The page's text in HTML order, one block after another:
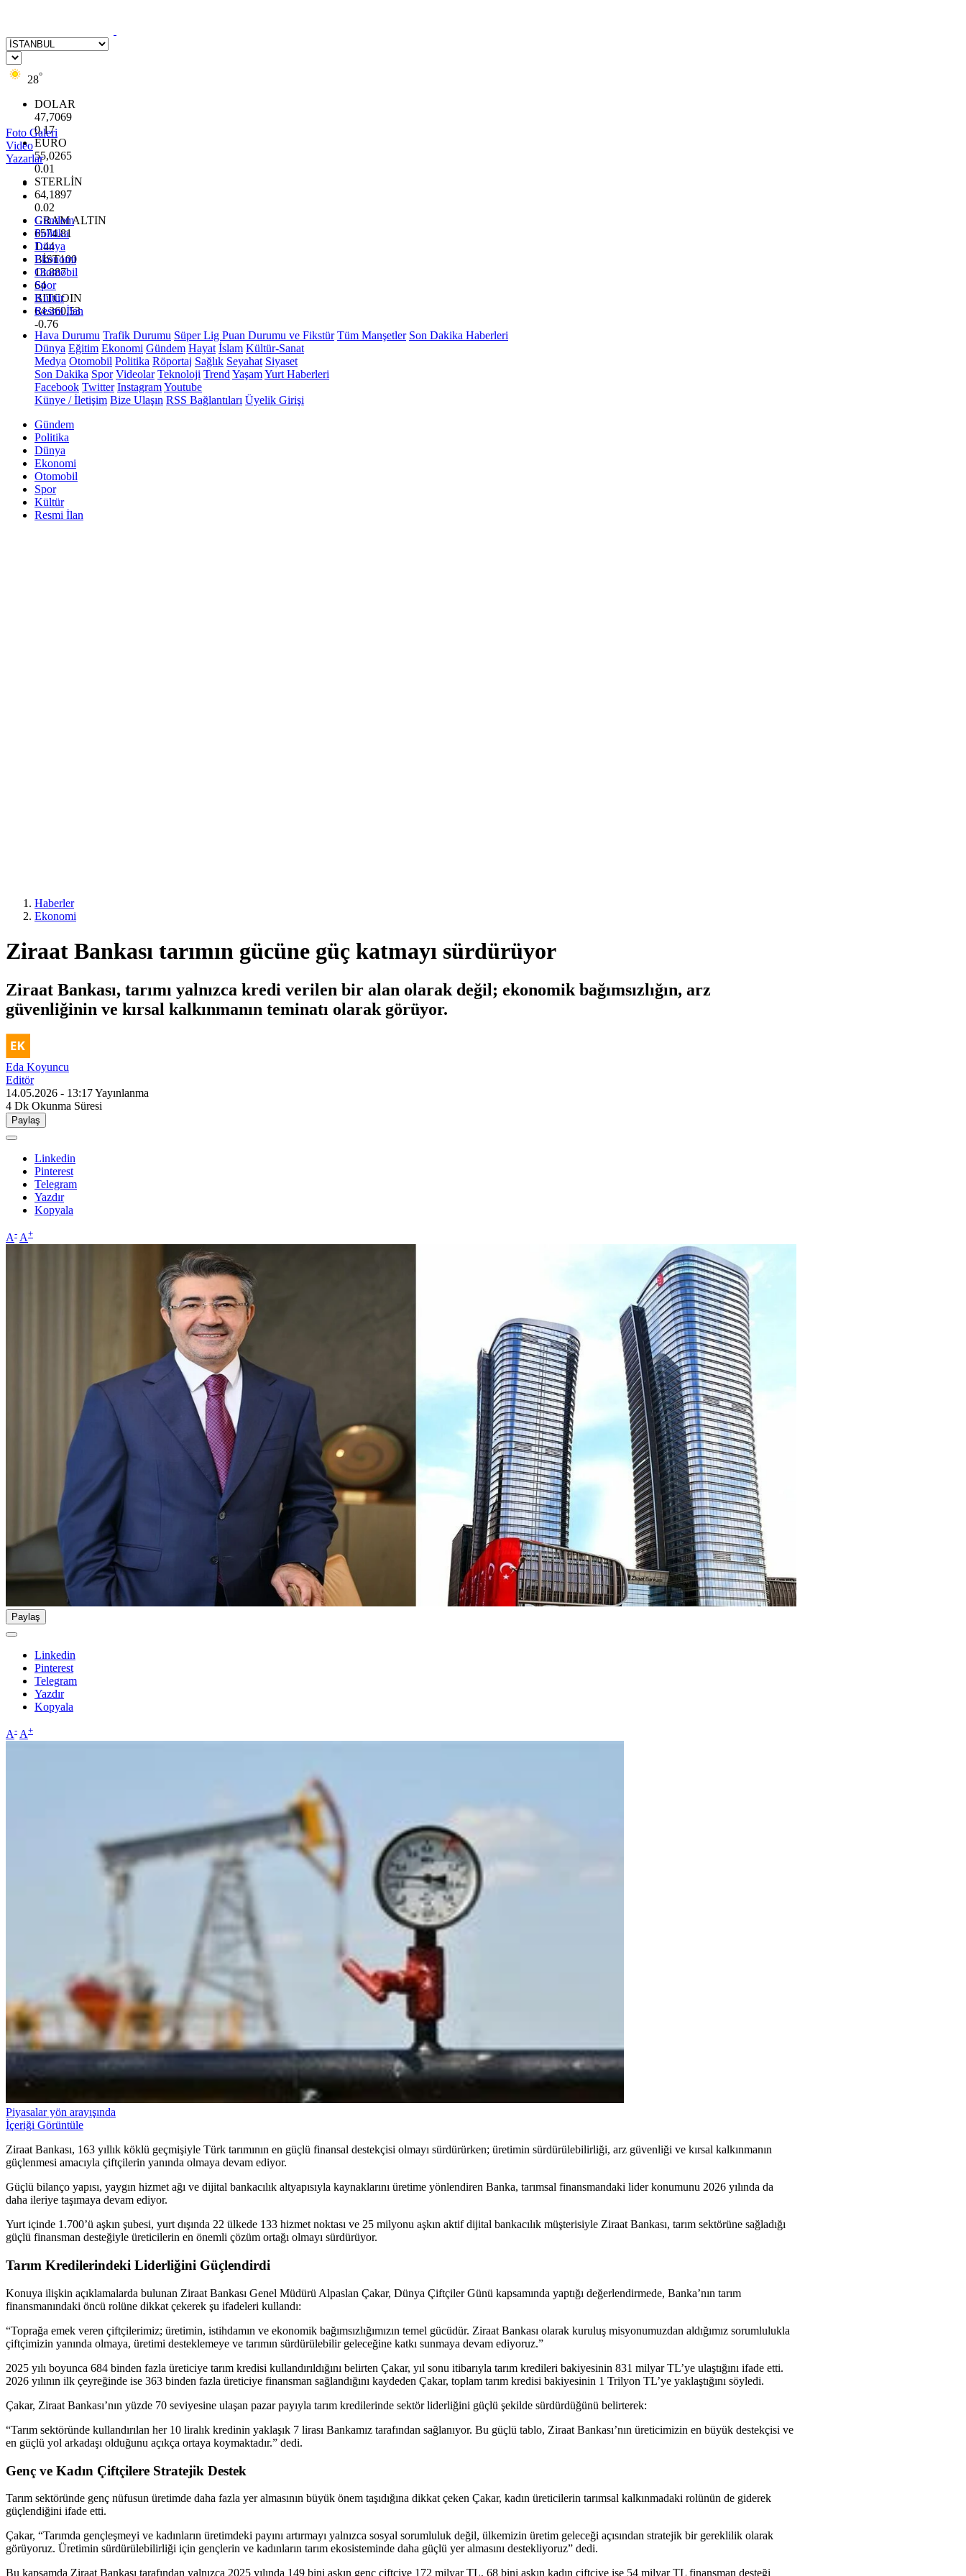
28°
DOLAR
47,7069
0.17
EURO
55,0265
0.01
STERLİN
64,1897
0.02
GRAM ALTIN
6574.81
1.44
BİST100
13.887
64
BITCOIN
64.360,53
-0.76
Foto Galeri
Video
Yazarlar
Gündem
Politika
Dünya
Ekonomi
Otomobil
Spor
Kültür
Resmi İlan
Hava Durumu Trafik Durumu Süper Lig Puan Durumu ve Fikstür Tüm Manşetler Son Dakika Haberleri
Dünya Eğitim Ekonomi Gündem Hayat İslam Kültür-Sanat
Medya Otomobil Politika Röportaj Sağlık Seyahat Siyaset
Son Dakika Spor Videolar Teknoloji Trend YaşamYurt Haberleri
Facebook Twitter InstagramYoutube
Künye / İletişim Bize Ulaşın RSS Bağlantıları Üyelik Girişi
Gündem
Politika
Dünya
Ekonomi
Otomobil
Spor
Kültür
Resmi İlan
Haberler
Ekonomi
Ziraat Bankası tarımın gücüne güç katmayı sürdürüyor
Ziraat Bankası, tarımı yalnızca kredi verilen bir alan olarak değil; ekonomik bağımsızlığın, arz
güvenliğinin ve kırsal kalkınmanın teminatı olarak görüyor.
Eda Koyuncu
Editör
14.05.2026 - 13:17Yayınlanma
4 Dk Okunma Süresi
Paylaş
Linkedin
Pinterest
Telegram
Yazdır
Kopyala
A- A+
Paylaş
Linkedin
Pinterest
Telegram
Yazdır
Kopyala
A- A+
Piyasalar yön arayışında
İçeriği Görüntüle
Ziraat Bankası, 163 yıllık köklü geçmişiyle Türk tarımının en güçlü finansal destekçisi olmayı sürdürürken; üretimin sürdürülebilirliği, arz güvenliği ve kırsal kalkınmanın
güçlenmesi amacıyla çiftçilerin yanında olmaya devam ediyor.
Güçlü bilanço yapısı, yaygın hizmet ağı ve dijital bankacılık altyapısıyla kaynaklarını üretime yönlendiren Banka, tarımsal finansmandaki lider konumunu 2026 yılında da
daha ileriye taşımaya devam ediyor.
Yurt içinde 1.700’ü aşkın şubesi, yurt dışında 22 ülkede 133 hizmet noktası ve 25 milyonu aşkın aktif dijital bankacılık müşterisiyle Ziraat Bankası, tarım sektörüne sağladığı
güçlü finansman desteğiyle üreticilerin en önemli çözüm ortağı olmayı sürdürüyor.
Tarım Kredilerindeki Liderliğini Güçlendirdi
Konuya ilişkin açıklamalarda bulunan Ziraat Bankası Genel Müdürü Alpaslan Çakar, Dünya Çiftçiler Günü kapsamında yaptığı değerlendirmede, Banka’nın tarım
finansmanındaki öncü rolüne dikkat çekerek şu ifadeleri kullandı:
“Toprağa emek veren çiftçilerimiz; üretimin, istihdamın ve ekonomik bağımsızlığımızın temel gücüdür. Ziraat Bankası olarak kuruluş misyonumuzdan aldığımız sorumlulukla
çiftçimizin yanında olmaya, üretimi desteklemeye ve tarımın sürdürülebilir geleceğine katkı sunmaya devam ediyoruz.”
2025 yılı boyunca 684 binden fazla üreticiye tarım kredisi kullandırıldığını belirten Çakar, yıl sonu itibarıyla tarım kredileri bakiyesinin 831 milyar TL’ye ulaştığını ifade etti.
2026 yılının ilk çeyreğinde ise 363 binden fazla üreticiye finansman sağlandığını kaydeden Çakar, toplam tarım kredisi bakiyesinin 1 Trilyon TL’ye yaklaştığını söyledi.
Çakar, Ziraat Bankası’nın yüzde 70 seviyesine ulaşan pazar payıyla tarım kredilerinde sektör liderliğini güçlü şekilde sürdürdüğünü belirterek:
“Tarım sektöründe kullandırılan her 10 liralık kredinin yaklaşık 7 lirası Bankamız tarafından sağlanıyor. Bu güçlü tablo, Ziraat Bankası’nın üreticimizin en büyük destekçisi ve
en güçlü yol arkadaşı olduğunu açıkça ortaya koymaktadır.” dedi.
Genç ve Kadın Çiftçilere Stratejik Destek
Tarım sektöründe genç nüfusun üretimde daha fazla yer almasının büyük önem taşıdığına dikkat çeken Çakar, kadın üreticilerin tarımsal kalkınmadaki rolünün de giderek
güçlendiğini ifade etti.
Çakar, “Tarımda gençleşmeyi ve kadınların üretimdeki payını artırmayı yalnızca sosyal sorumluluk değil, ülkemizin üretim geleceği açısından stratejik bir gereklilik olarak
görüyoruz. Üretimin sürdürülebilirliği için gençlerin ve kadınların tarım ekosisteminde daha güçlü yer almasını destekliyoruz” dedi.
Bu kapsamda Ziraat Bankası tarafından yalnızca 2025 yılında 149 bini aşkın genç çiftçiye 172 milyar TL, 68 bini aşkın kadın çiftçiye ise 54 milyar TL finansman desteği